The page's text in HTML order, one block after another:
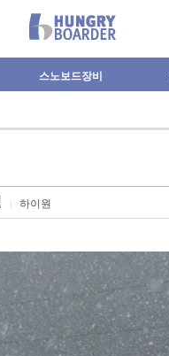
스노보드장비
하이원